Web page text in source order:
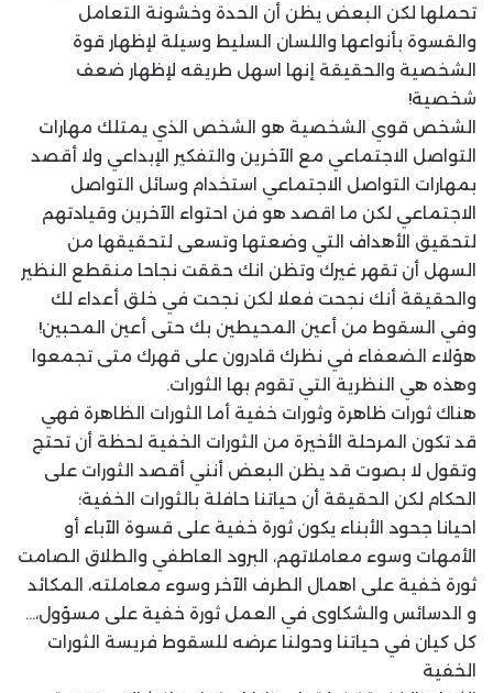
تحملها لكن البعض يظن أن الحدة وخشونة التعامل
والقسوة بأنواعها واللسان السليط وسيلة لإظهار قوة
الشخصية والحقيقة إنها اسهل طريقه لإظهار ضعف
شخصية!
الشخص قوي الشخصية هو الشخص الذي يمتلك مهارات
التواصل الاجتماعي مع الآخرين والتفكير الإبداعي ولا أقصد
بمهارات التواصل الاجتماعي استخدام وسائل التواصل
الاجتماعي لكن ما اقصد هو فن احتواء الآخرين وقيادتهم
لتحقيق الأهداف التي وضعتها وتسعى لتحقيقها من
السهل أن تقهر غيرك وتظن انك حققت نجاحا منقطع النظير
والحقيقة أنك نجحت فعلا لكن نجحت في خلق أعداء لك
وفي السقوط من أعين المحيطين بك حتى أعين المحبين!
هؤلاء الضعفاء في نظرك قادرون على قهرك متى تجمعوا
وهذه هي النظرية التي تقوم بها الثورات.
هناك ثورات ظاهرة وثورات خفية أما الثورات الظاهرة فهي
قد تكون المرحلة الأخيرة من الثورات الخفية لحظة أن تحتج
وتقول لا بصوت قد يظن البعض أنني أقصد الثورات على
الحكام لكن الحقيقة أن حياتنا حافلة بالثورات الخفية؛
احيانا جحود الأبناء يكون ثورة خفية على قسوة الآباء أو
الأمهات وسوء معاملاتهم، البرود العاطفي والطلاق الصامت
ثورة خفية على اهمال الطرف الآخر وسوء معاملته، المكائد
و الدسائس والشكاوى في العمل ثورة خفية على مسؤول،…
كل كيان في حياتنا وحولنا عرضه للسقوط فريسة الثورات
الخفية